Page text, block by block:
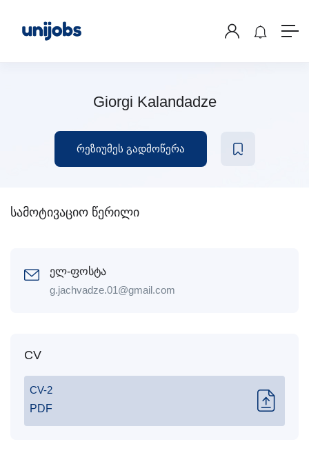
Giorgi Kalandadze
რეზიუმეს გადმოწერა
სამოტივაციო წერილი
ელ-ფოსტა
g.jachvadze.01@gmail.com
CV
CV-2
PDF